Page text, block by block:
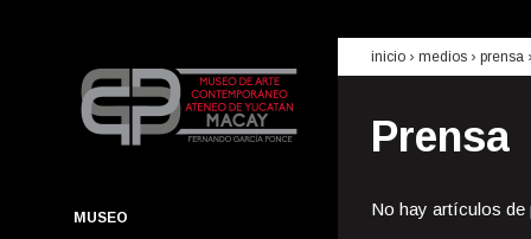
MUSEO
inicio › medios › prensa
Prensa
No hay artículos de